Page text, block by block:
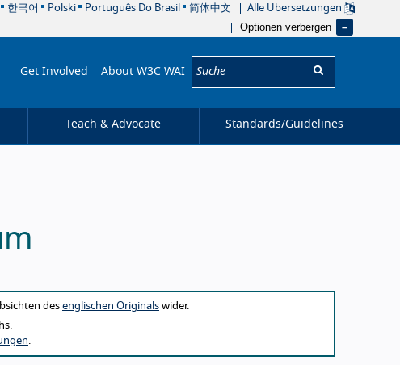
한국어 Polski Português Do Brasil 简体中文 Alle Übersetzungen
Optionen verbergen
Get Involved About W3C WAI
Suche:
Teach & Advocate Standards/Guidelines
des englischen Originals wider.